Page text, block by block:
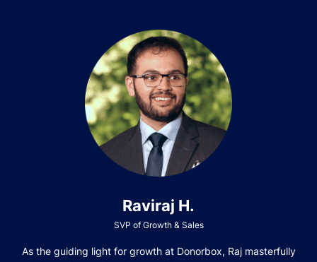
Raviraj H.
SVP of Growth & Sales
As the guiding light for growth at Donorbox, Raj masterfully